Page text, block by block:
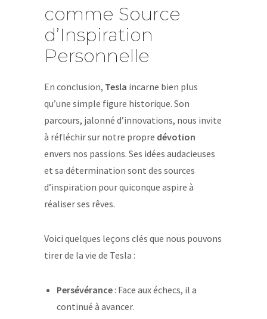
comme Source
d’Inspiration
Personnelle
En conclusion, Tesla incarne bien plus
qu’une simple figure historique. Son
parcours, jalonné d’innovations, nous invite
à réfléchir sur notre propre dévotion
envers nos passions. Ses idées audacieuses
et sa détermination sont des sources
d’inspiration pour quiconque aspire à
réaliser ses rêves.
Voici quelques leçons clés que nous pouvons
tirer de la vie de Tesla :
Persévérance: Face aux échecs, il a
continué à avancer.